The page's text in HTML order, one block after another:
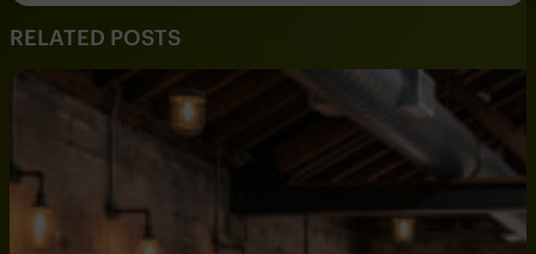
RELATED POSTS